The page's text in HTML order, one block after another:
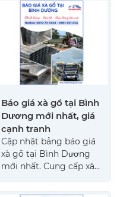
Báo giá xà gồ tại Bình
Dương mới nhất, giá
cạnh tranh
Cập nhật bảng báo giá
xà gồ tại Bình Dương
mới nhất. Cung cấp xà